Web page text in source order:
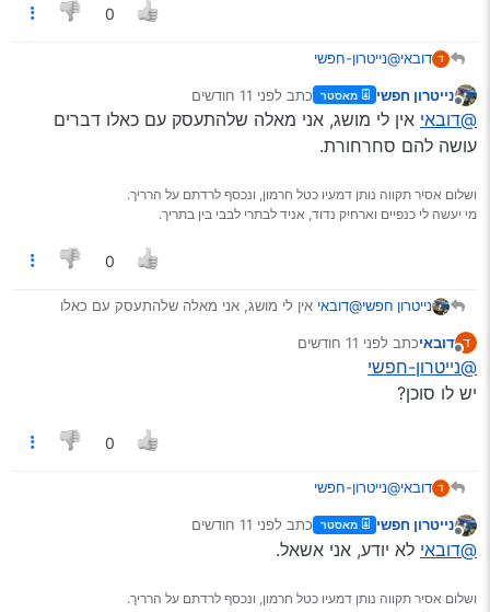
לך ייעוץ ועזרה בהכנת התביעה אבל את התביעה עצמה
0
ד דובאי@נייטרון-חפשי
מנותק
נייטרון חפשי מאסטר כתב לפני 11 חודשים
נערך לאחרונה על ידי
@דובאי אין לי מושג, אני מאלה שלהתעסק עם כאלו דברים
עושה להם סחרחורת.
ושלום אסיר תקווה נותן דמעיו כטל חרמון, ונכסף לרדתם על הרריך.
מי יעשה לי כנפיים וארחיק נדוד, אניד לבתרי לבבי בין בתריך.
0
נייטרון חפשי@דובאי אין לי מושג, אני מאלה שלהתעסק עם כאלו
ד
מנותק
דובאיכתב לפני 11 חודשים
נערך לאחרונה על ידי
@נייטרון-חפשי
יש לו סוכן?
0
ד דובאי@נייטרון-חפשי
נייטרון חפשי מאסטר כתב לפני 11 חודשים
נערך לאחרונה על ידי
@דובאי לא יודע, אני אשאל.
ושלום אסיר תקווה נותן דמעיו כטל חרמון, ונכסף לרדתם על הרריך.